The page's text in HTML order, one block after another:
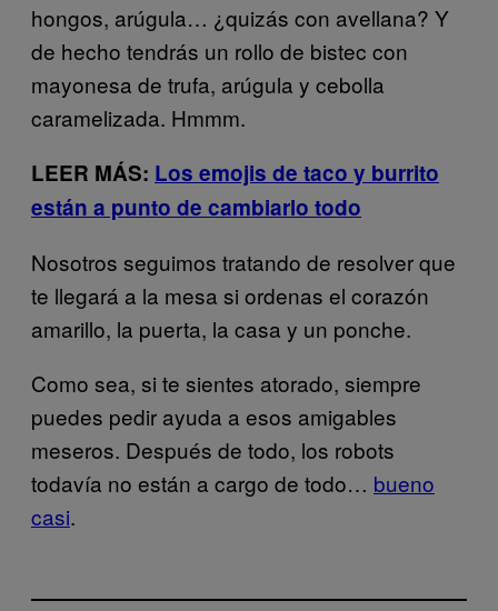
hongos, arúgula… ¿quizás con avellana? Y
de hecho tendrás un rollo de bistec con
mayonesa de trufa, arúgula y cebolla
caramelizada. Hmmm.
LEER MÁS: Los emojis de taco y burrito
están a punto de cambiarlo todo
Nosotros seguimos tratando de resolver que
te llegará a la mesa si ordenas el corazón
amarillo, la puerta, la casa y un ponche.
Como sea, si te sientes atorado, siempre
puedes pedir ayuda a esos amigables
meseros. Después de todo, los robots
todavía no están a cargo de todo… bueno
casi.